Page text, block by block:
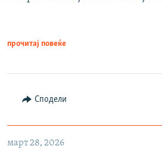
прочитај повеќе
Сподели
март 28, 2026